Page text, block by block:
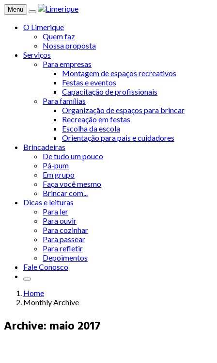
Menu
O Limerique
Quem faz
Nossa proposta
Serviços
Para empresas
Montagem de espaços recreativos
Festas e eventos
Capacitação de profissionais
Para famílias
Organização de espaços para brincar
Recreação em festas
Escolha da escola
Orientação para pais e cuidadores
Brincadeiras
De tudo um pouco
Pá-pum
Em grupo
Faça você mesmo
Brincar com...
Dicas e leituras
Para ler
Para ouvir
Para cozinhar
Para passear
Para refletir
Depoimentos
Fale Conosco
Home
Monthly Archive
Archive: maio 2017